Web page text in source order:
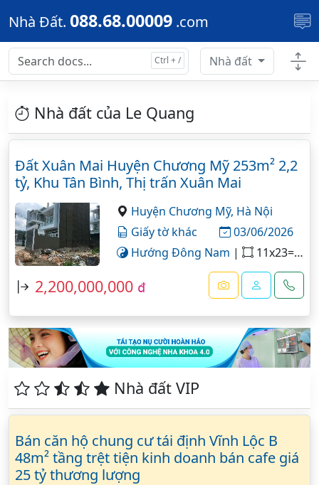
Skip to main content
Nhà Đất. 088.68.00009 .com
Nhà đất
Nhà đất của Le Quang
Đất Xuân Mai Huyện Chương Mỹ 253m² 2,2
tỷ, Khu Tân Bình, Thị trấn Xuân Mai
Huyện Chương Mỹ, Hà Nội
Giấy tờ khác
03/06/2026
Hướng Đông Nam | 11x23=253 m²
2,200,000,000 đ
Nhà đất VIP
Bán căn hộ chung cư tái định Vĩnh Lộc B
48m² tầng trệt tiện kinh doanh bán cafe giá
25 tỷ thương lượng